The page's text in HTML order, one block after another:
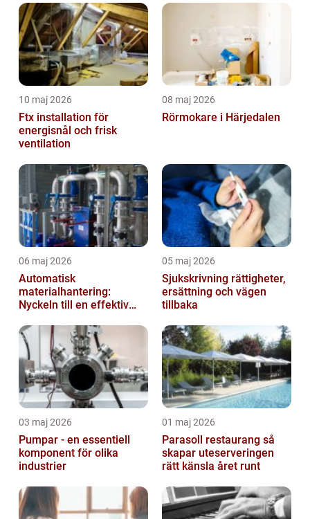
10 maj 2026
Ftx installation för
energisnål och frisk
ventilation
08 maj 2026
Rörmokare i Härjedalen
06 maj 2026
Automatisk
materialhantering:
Nyckeln till en effektiv
05 maj 2026
Sjukskrivning rättigheter,
ersättning och vägen
tillbaka
03 maj 2026
Pumpar - en essentiell
komponent för olika
industrier
01 maj 2026
Parasoll restaurang så
skapar uteserveringen
rätt känsla året runt